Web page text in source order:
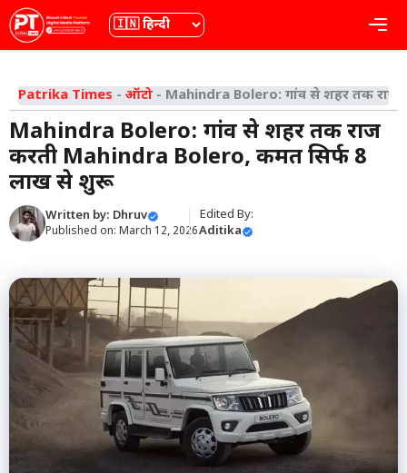
Skip
to
content
भाषा
Patrika Times - ऑटो - Mahindra Bolero: गांव से शहर तक राज
Mahindra Bolero: गांव से शहर तक राज
करती Mahindra Bolero, कीमत सिर्फ ₹8
लाख से शुरू
Written by: Dhruv
Published on: March 12, 2026
Edited By:
Aditika